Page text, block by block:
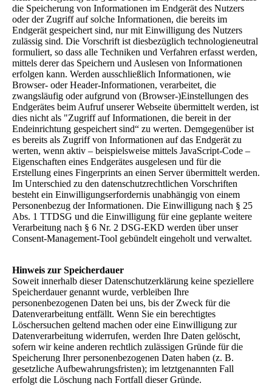
die Speicherung von Informationen im Endgerät des Nutzers
oder der Zugriff auf solche Informationen, die bereits im
Endgerät gespeichert sind, nur mit Einwilligung des Nutzers
zulässig sind. Die Vorschrift ist diesbezüglich technologieneutral
formuliert, so dass alle Techniken und Verfahren erfasst werden,
mittels derer das Speichern und Auslesen von Informationen
erfolgen kann. Werden ausschließlich Informationen, wie
Browser- oder Header-Informationen, verarbeitet, die
zwangsläufig oder aufgrund von (Browser-)Einstellungen des
Endgerätes beim Aufruf unserer Webseite übermittelt werden, ist
dies nicht als "Zugriff auf Informationen, die bereit in der
Endeinrichtung gespeichert sind“ zu werten. Demgegenüber ist
es bereits als Zugriff von Informationen auf das Endgerät zu
werten, wenn aktiv – beispielsweise mittels JavaScript-Code –
Eigenschaften eines Endgerätes ausgelesen und für die
Erstellung eines Fingerprints an einen Server übermittelt werden.
Im Unterschied zu den datenschutzrechtlichen Vorschriften
besteht ein Einwilligungserfordernis unabhängig von einem
Personenbezug der Informationen. Die Einwilligung nach § 25
Abs. 1 TTDSG und die Einwilligung für eine geplante weitere
Verarbeitung nach § 6 Nr. 2 DSG-EKD werden über unser
Consent-Management-Tool gebündelt eingeholt und verwaltet.
Hinweis zur Speicherdauer
Soweit innerhalb dieser Datenschutzerklärung keine speziellere
Speicherdauer genannt wurde, verbleiben Ihre
personenbezogenen Daten bei uns, bis der Zweck für die
Datenverarbeitung entfällt. Wenn Sie ein berechtigtes
Löschersuchen geltend machen oder eine Einwilligung zur
Datenverarbeitung widerrufen, werden Ihre Daten gelöscht,
sofern wir keine anderen rechtlich zulässigen Gründe für die
Speicherung Ihrer personenbezogenen Daten haben (z. B.
gesetzliche Aufbewahrungsfristen); im letztgenannten Fall
erfolgt die Löschung nach Fortfall dieser Gründe.